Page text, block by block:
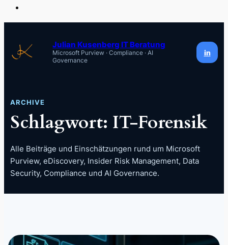
springen
Julian Kusenberg IT Beratung
Microsoft Purview · Compliance · AI
Governance
in
ARCHIVE
Schlagwort: IT-Forensik
Alle Beiträge und Einschätzungen rund um Microsoft
Purview, eDiscovery, Insider Risk Management, Data
Security, Compliance und AI Governance.